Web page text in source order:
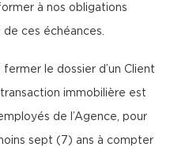
à nos obligations
ces échéances.
le dossier d’un Client
immobilière est
de l’Agence, pour
sept (7) ans à compter